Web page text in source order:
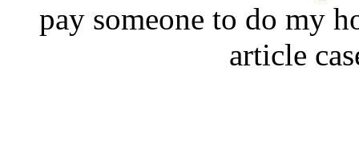
pay someone to do my
article